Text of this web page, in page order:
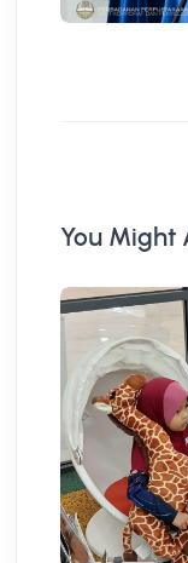
You Might